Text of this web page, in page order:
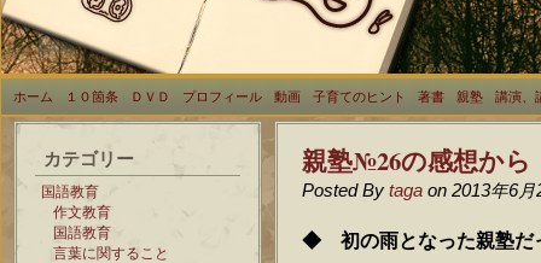
ホーム １０箇条 ＤＶＤ プロフィール 動画 子育てのヒント 著書 親塾 講演、
カテゴリー
国語教育
作文教育
国語教育
言葉に関すること
親塾№26の感想から
Posted By taga on 2013年6月
◆ 初の雨となった親塾だ